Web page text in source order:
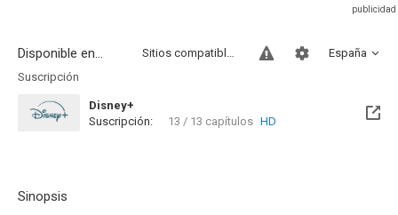
Disponible en... España
Sitios compatibles
Suscripción
Disney+
Suscripción:
13 / 13 capítulos HD
Sinopsis